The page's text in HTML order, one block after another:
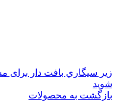
زير سيگاري بافت دار برای
شوید
بازگشت به محصولات